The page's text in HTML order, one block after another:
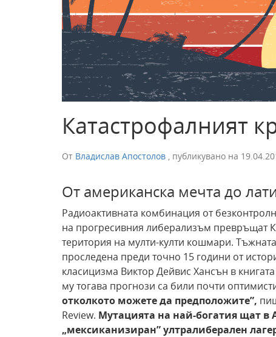
Катастрофалният
От Владислав Апостолов , публикувано на
От американска мечта до
Радиоактивната комбинация от
на прогресивния либерализъм превръщат
територия на мулти-култи кошмари.
проследена преди точно 15 години от
класицизма Виктор Дейвис Хансън в
му тогава прогнози са били почти
отколкото можете да предположите”,
Review. Мутацията на най-богатия щат в
„мексиканизиран” ултралиберален